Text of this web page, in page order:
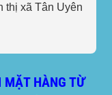
thị xã Tân Uyên
MẶT HÀNG TỪ